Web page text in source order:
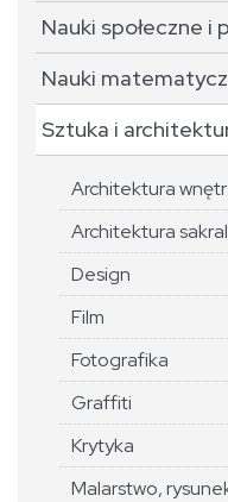
Nauki społeczne i
Nauki
Sztuka i
Architektura
Architektura
Design
Film
Fotografika
Graffiti
Krytyka
Malarstwo,